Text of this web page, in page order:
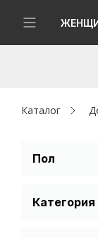
Капсула
Каталог
Пол
Для